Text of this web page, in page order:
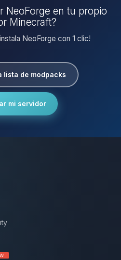
NeoForge en tu propio
Minecraft?
NeoForge con 1 clic!
lista de modpacks
mi servidor
!